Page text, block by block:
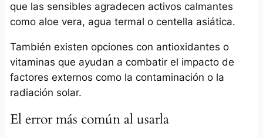
que las sensibles agradecen activos calmantes
como aloe vera, agua termal o centella asiática.
También existen opciones con antioxidantes o
vitaminas que ayudan a combatir el impacto de
factores externos como la contaminación o la
radiación solar.
El error más común al usarla